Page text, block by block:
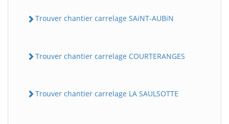
Trouver chantier carrelage SAiNT-AUBiN
Trouver chantier carrelage COURTERANGES
Trouver chantier carrelage LA SAULSOTTE